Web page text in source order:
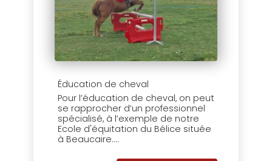
Éducation de cheval
Pour l’éducation de cheval, on peut
se rapprocher d’un professionnel
spécialisé, à l’exemple de notre
Ecole d'équitation du Bélice située
à Beaucaire....